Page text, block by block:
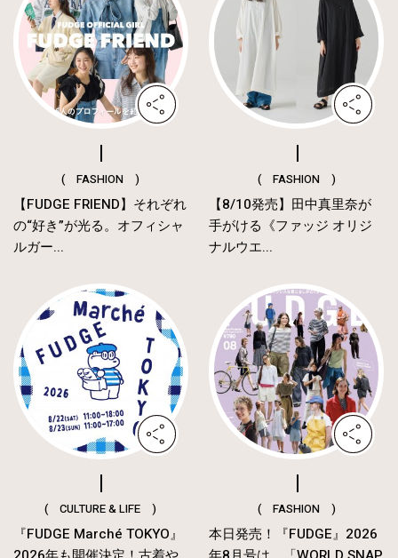
( FASHION )
【FUDGE FRIEND】それぞれ
の“好き”が光る。オフィシャ
ルガー...
( FASHION )
【8/10発売】田中真里奈が
手がける《ファッジ オリジ
ナルウエ...
( CULTURE & LIFE )
『FUDGE Marché TOKYO』
( FASHION )
本日発売！『FUDGE』2026